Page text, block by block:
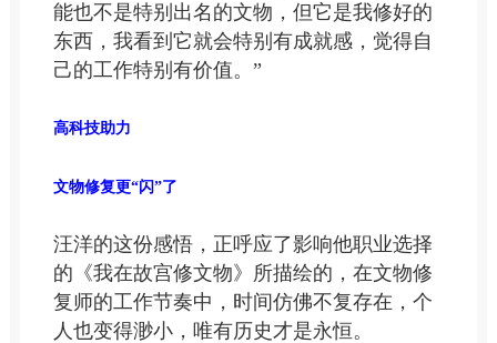
能也不是特别出名的文物，但它是我修好的
东西，我看到它就会特别有成就感，觉得自
己的工作特别有价值。”
高科技助力
文物修复更“闪”了
汪洋的这份感悟，正呼应了影响他职业选择
的《我在故宫修文物》所描绘的，在文物修
复师的工作节奏中，时间仿佛不复存在，个
人也变得渺小，唯有历史才是永恒。